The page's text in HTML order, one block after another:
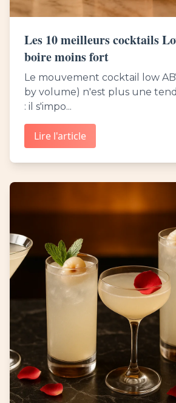
Les 10 meilleurs cocktails
boire moins fort
Le mouvement cocktail low
by volume) n'est plus une
: il s'impo...
Lire l'article